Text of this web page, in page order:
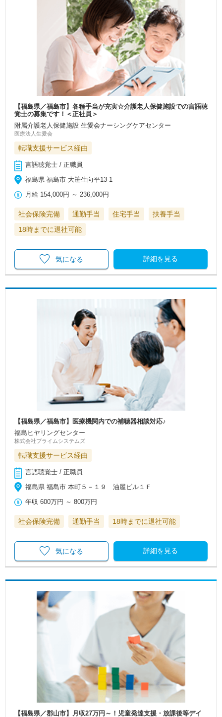
【福島県／福島市】各種手当が充実☆介護老人保健施設での言語聴
覚士の募集です！＜正社員＞
附属介護老人保健施設 生愛会ナーシングケアセンター
医療法人生愛会
転職支援サービス経由
言語聴覚士 / 正職員
福島県 福島市 大笹生向平13‐1
月給 154,000円 ～ 236,000円
社会保険完備 通勤手当 住宅手当
扶養手当
18時までに退社可能
詳細を見る
気になる
【福島県／福島市】医療機関内での補聴器相談対応♪
福島ヒヤリングセンター
株式会社プライムシステムズ
転職支援サービス経由
言語聴覚士 / 正職員
福島県 福島市 本町５－１９ 油屋ビル１Ｆ
年収 600万円 ～800万円
社会保険完備 通勤手当 18時までに退社可能
詳細を見る
気になる
【福島県／郡山市】月収27万円～！児童発達支援・放課後等デイ